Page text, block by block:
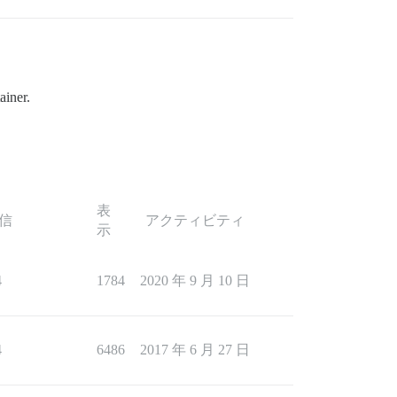
表
示
アクティビティ
1784 2020 年 9 月 10 日
6486 2017 年 6 月 27 日